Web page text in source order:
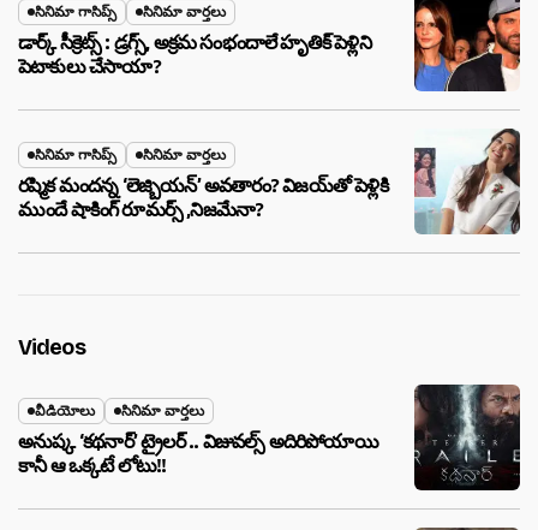
సినిమా గాసిప్స్ సినిమా వార్తలు
డార్క్ సీక్రెట్స్ : డ్రగ్స్, అక్రమ సంభందాలే హృతిక్ పెళ్లిని
పెటాకులు చేసాయా?
సినిమా గాసిప్స్ సినిమా వార్తలు
రష్మిక మందన్న ‘లెజ్బియన్’ అవతారం? విజయ్‌తో పెళ్లికి
ముందే షాకింగ్ రూమర్స్ ,నిజమేనా?
Videos
వీడియోలు సినిమా వార్తలు
అనుష్క ‘కథనార్’ ట్రైలర్ .. విజువల్స్ అదిరిపోయాయి
కానీ ఆ ఒక్కటే లోటు!!